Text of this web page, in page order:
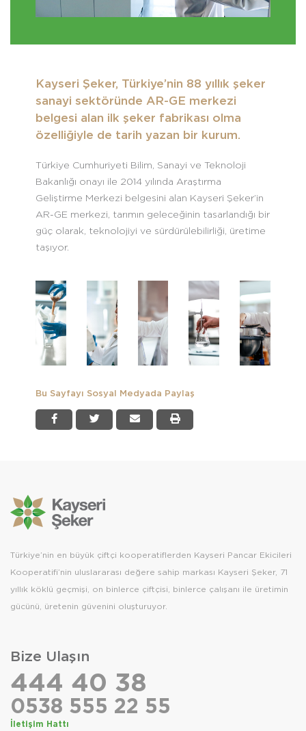
Kayseri Şeker, Türkiye’nin 88 yıllık şeker
sanayi sektöründe AR-GE merkezi
belgesi alan ilk şeker fabrikası olma
özelliğiyle de tarih yazan bir kurum.
Türkiye Cumhuriyeti Bilim, Sanayi ve Teknoloji
Bakanlığı onayı ile 2014 yılında Araştırma
Geliştirme Merkezi belgesini alan Kayseri Şeker’in
AR-GE merkezi, tarımın geleceğinin tasarlandığı bir
güç olarak, teknolojiyi ve sürdürülebilirliği, üretime
taşıyor.
Bu Sayfayı Sosyal Medyada Paylaş
Türkiye’nin en büyük çiftçi kooperatiflerden Kayseri Pancar Ekicileri
Kooperatifi’nin uluslararası değere sahip markası Kayseri Şeker, 71
yıllık köklü geçmişi, on binlerce çiftçisi, binlerce çalışanı ile üretimin
gücünü, üretenin güvenini oluşturuyor.
Bize Ulaşın
444 40 38
0538 555 22 55
İletişim Hattı